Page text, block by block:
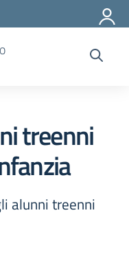
treenni
alunni treenni